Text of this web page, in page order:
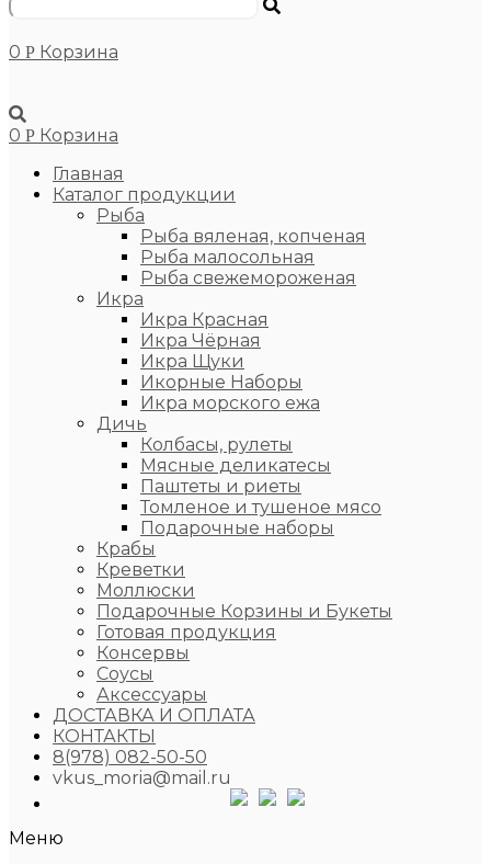
0 Р Корзина
0 Р Корзина
Главная
Каталог продукции
Рыба
Рыба вяленая, копченая
Рыба малосольная
Рыба свежемороженая
Икра
Икра Красная
Икра Чёрная
Икра Щуки
Икорные Наборы
Икра морского ежа
Дичь
Колбасы, рулеты
Мясные деликатесы
Паштеты и риеты
Томленое и тушеное мясо
Подарочные наборы
Крабы
Креветки
Моллюски
Подарочные Корзины и Букеты
Готовая продукция
Консервы
Соусы
Аксессуары
ДОСТАВКА И ОПЛАТА
КОНТАКТЫ
8(978) 082-50-50
vkus_moria@mail.ru
Меню